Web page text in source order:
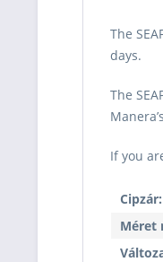
The
days.
The
If you
Cipzár:
Méret